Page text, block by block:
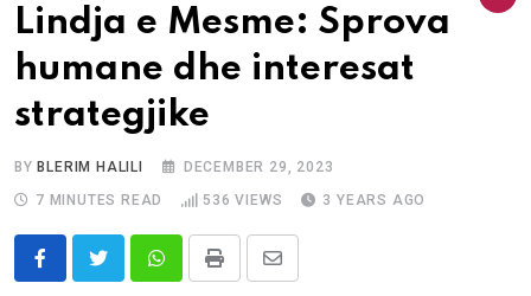
Lindja e Mesme: Sprova
humane dhe interesat
strategjike
BY BLERIM HALILI
DECEMBER 29, 2023
7 MINUTES READ
536 VIEWS 3 YEARS AGO
WhatsappPrint
Share